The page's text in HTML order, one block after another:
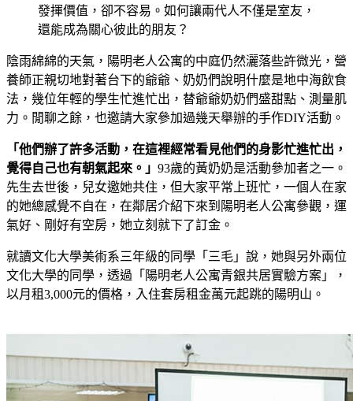
發揮價值，卻不容易。如何讓兩代人不僅是室友，
還能成為關心彼此的朋友？
陰雨綿綿的天氣，陽明老人公寓的中庭仍然灑落些許微光，營
養師正親切地對著台下的爺爺、奶奶們說明什麼是地中海飲食
法，幾位年輕的學生忙進忙出，替爺爺奶奶們盛甜點、測量肌
力。閒聊之餘，也邀請大家參加過幾天舉辦的手作DIY活動。
「他們辦了許多活動，在這裡經常看見他們的身影忙進忙出，
覺得自己也有朝氣起來。」 93歲的黃奶奶是活動參加者之一。
先生去世後，兒女邀她共住，但大家平常上班忙，一個人在家
的她總感覺不自在，在鄰居介紹下來到陽明老人公寓參觀，運
氣好、剛好有空房，她立刻就下了訂金。
就讀文化大學美術系三年級的同學「三毛」說，她與另外兩位
文化大學的同學，透過「陽明老人公寓青銀共居實驗方案」，
以月租3,000元的價格，入住套房租金萬元起跳的陽明山。